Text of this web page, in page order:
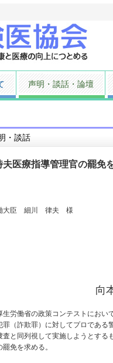
声明・談話・論壇
・談話
夫医療指導管理官の罷免
大臣 細川 律夫 様
向
労働省の政策コンテストにおい
罪（詐欺罪）に対してプロであ
査と同列視して実施しようとす
免を求める。